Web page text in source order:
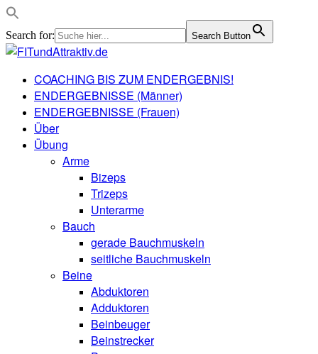
Search for: Search Button
COACHING BIS ZUM ENDERGEBNIS!
ENDERGEBNISSE (Männer)
ENDERGEBNISSE (Frauen)
Über
Übung
Arme
Bizeps
Trizeps
Unterarme
Bauch
gerade Bauchmuskeln
seitliche Bauchmuskeln
Beine
Abduktoren
Adduktoren
Beinbeuger
Beinstrecker